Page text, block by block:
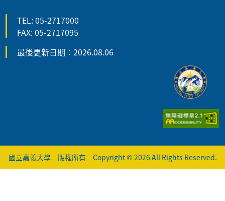
TEL: 05-2717000
FAX: 05-2717095
最後更新日期：2026.08.06
國立嘉義大學 版權所有 Copyright © 2026 All Rights Reserved.